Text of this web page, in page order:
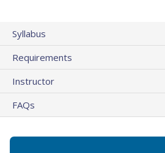
Syllabus
Requirements
Instructor
FAQs